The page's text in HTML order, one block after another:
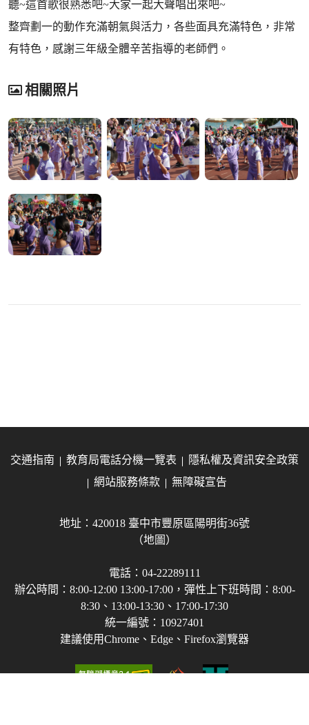
聽~這首歌很熟悉吧~大家一起大聲唱出來吧~
整齊劃一的動作充滿朝氣與活力，各些面具充滿特色，非常
有特色，感謝三年級全體辛苦指導的老師們。
相關照片
交通指南 教育局電話分機一覽表
隱私權及資訊安全政策
網站服務條款
無障礙宣告
地址：420018 臺中市豐原區陽明街36號
（地圖）
電話：04-22289111
辦公時間：8:00-12:00 13:00-17:00，彈性上下班時間：8:00-
8:30、13:00-13:30、17:00-17:30
統一編號：10927401
建議使用Chrome、Edge、Firefox瀏覽器